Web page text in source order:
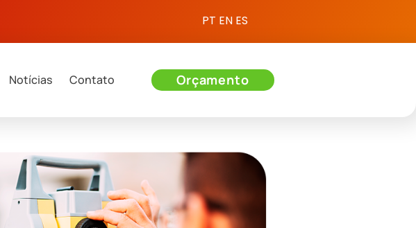
PT EN ES
Notícias Contato Orçamento